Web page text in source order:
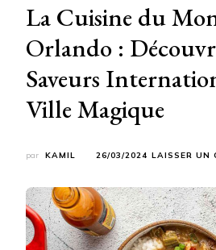
La Cuisine du
Orlando :
Saveurs
Ville Magique
par KAMIL 26/03/2024 LAISSER UN